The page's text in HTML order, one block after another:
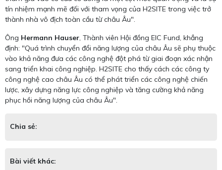
tín nhiệm mạnh mẽ đối với tham vọng của H2SITE trong việc trở
thành nhà vô địch toàn cầu từ châu Âu".
Ông Hermann Hauser, Thành viên Hội đồng EIC Fund, khẳng
định: "Quá trình chuyển đổi năng lượng của châu Âu sẽ phụ thuộc
vào khả năng đưa các công nghệ đột phá từ giai đoạn xác nhận
sang triển khai công nghiệp. H2SITE cho thấy cách các công ty
công nghệ cao châu Âu có thể phát triển các công nghệ chiến
lược, xây dựng năng lực công nghiệp và tăng cường khả năng
phục hồi năng lượng của châu Âu".
Chia sẻ:
Bài viết khác: